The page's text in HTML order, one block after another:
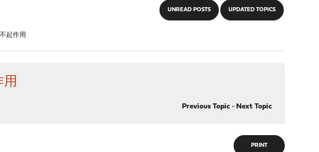
UNREAD POSTS UPDATED TOPICS
起作用
Previous Topic- Next Topic
PRINT